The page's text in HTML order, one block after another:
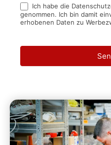
Ich habe die
genommen. Ich bin damit
erhobenen Daten zu